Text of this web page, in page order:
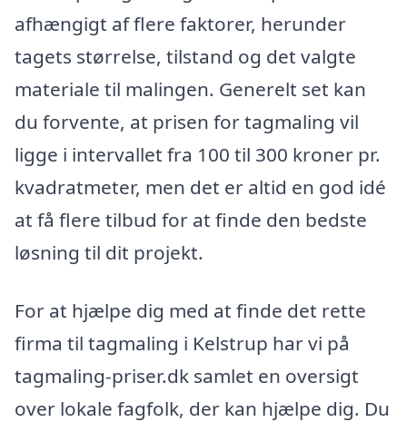
afhængigt af flere faktorer, herunder
tagets størrelse, tilstand og det valgte
materiale til malingen. Generelt set kan
du forvente, at prisen for tagmaling vil
ligge i intervallet fra 100 til 300 kroner pr.
kvadratmeter, men det er altid en god idé
at få flere tilbud for at finde den bedste
løsning til dit projekt.
For at hjælpe dig med at finde det rette
firma til tagmaling i Kelstrup har vi på
tagmaling-priser.dk samlet en oversigt
over lokale fagfolk, der kan hjælpe dig. Du